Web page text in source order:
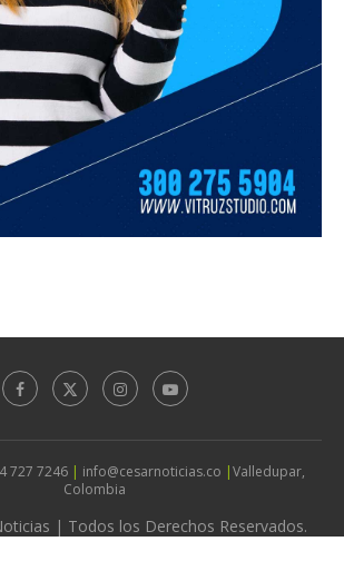
727 7246 | info@cesarnoticias.co |Valledupar,
Colombia
| Todos los Derechos Reservados.